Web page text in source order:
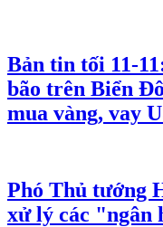
Bản tin tối 11-
bão trên Biển
mua vàng, vay
Phó Thủ tướng
xử lý các "ngân